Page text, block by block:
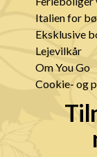
Italien for
Eksklusive
Lejevilkår
Om You Go
Cookie- og